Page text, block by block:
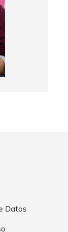
Datos